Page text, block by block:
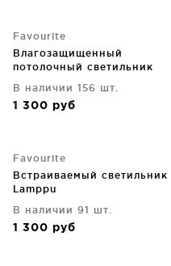
Favourite
Влагозащищенный
потолочный светильник
В наличии 156 шт.
1 300 руб
Favourite
Встраиваемый светильник
Lamppu
В наличии 91 шт.
1 300 руб